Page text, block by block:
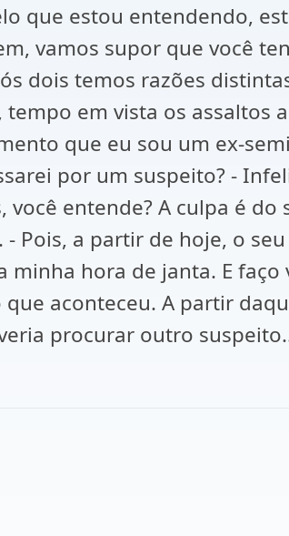
que estou entendendo,
vamos supor que você
dois temos razões
em vista os assaltos
que eu sou um ex-
por um suspeito? -
entende? A culpa é do
Pois, a partir de hoje, o
hora de janta. E faço
aconteceu. A partir
procurar outro